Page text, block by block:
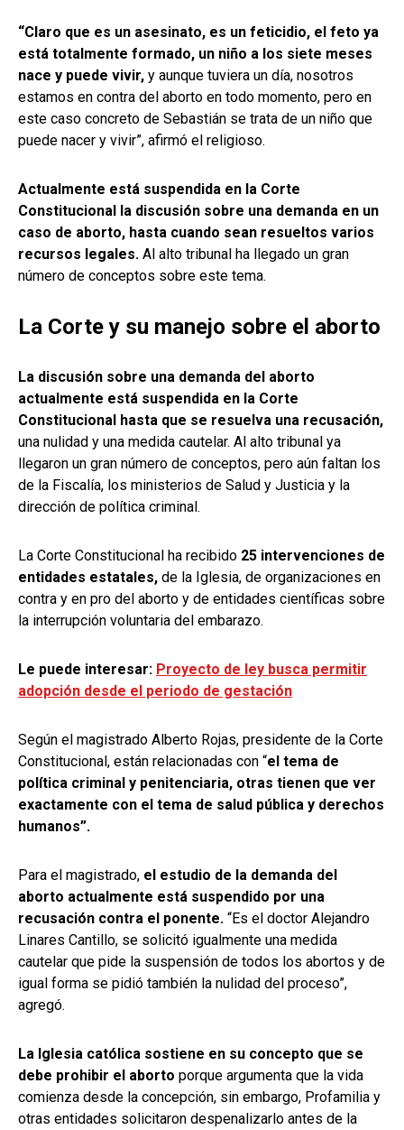
“Claro que es un asesinato, es un feticidio, el feto ya
está totalmente formado, un niño a los siete meses
nace y puede vivir, y aunque tuviera un día, nosotros
estamos en contra del aborto en todo momento, pero en
este caso concreto de Sebastián se trata de un niño que
puede nacer y vivir”, afirmó el religioso.
Actualmente está suspendida en la Corte
Constitucional la discusión sobre una demanda en un
caso de aborto, hasta cuando sean resueltos varios
recursos legales. Al alto tribunal ha llegado un gran
número de conceptos sobre este tema.
La Corte y su manejo sobre el aborto
La discusión sobre una demanda del aborto
actualmente está suspendida en la Corte
Constitucional hasta que se resuelva una recusación,
una nulidad y una medida cautelar. Al alto tribunal ya
llegaron un gran número de conceptos, pero aún faltan los
de la Fiscalía, los ministerios de Salud y Justicia y la
dirección de política criminal.
La Corte Constitucional ha recibido 25 intervenciones de
entidades estatales, de la Iglesia, de organizaciones en
contra y en pro del aborto y de entidades científicas sobre
la interrupción voluntaria del embarazo.
Le puede interesar: Proyecto de ley busca permitir
adopción desde el periodo de gestación
Según el magistrado Alberto Rojas, presidente de la Corte
Constitucional, están relacionadas con “el tema de
política criminal y penitenciaria, otras tienen que ver
exactamente con el tema de salud pública y derechos
humanos”.
Para el magistrado, el estudio de la demanda del
aborto actualmente está suspendido por una
recusación contra el ponente. “Es el doctor Alejandro
Linares Cantillo, se solicitó igualmente una medida
cautelar que pide la suspensión de todos los abortos y de
igual forma se pidió también la nulidad del proceso”,
agregó.
La Iglesia católica sostiene en su concepto que se
debe prohibir el aborto porque argumenta que la vida
comienza desde la concepción, sin embargo, Profamilia y
otras entidades solicitaron despenalizarlo antes de la